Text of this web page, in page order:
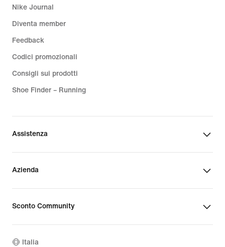
Nike Journal
Diventa member
Feedback
Codici promozionali
Consigli sui prodotti
Shoe Finder – Running
Assistenza
Azienda
Sconto Community
Italia